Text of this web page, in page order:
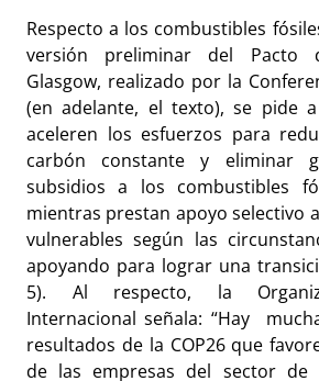
Respecto a los combustibles
versión preliminar del Pacto
Glasgow, realizado por la
(en adelante, el texto), se pide
aceleren los esfuerzos para
carbón constante y eliminar
subsidios a los combustibles
mientras prestan apoyo selectivo
vulnerables según las
apoyando para lograr una
5). Al respecto, la
Internacional señala: “Hay
resultados de la COP26 que
de las empresas del sector de